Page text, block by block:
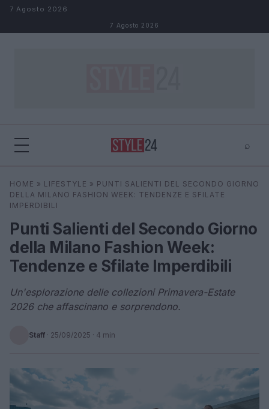
Salta al contenuto
7 Agosto 2026
7 Agosto 2026
⌕
Cerca ⌕ ×
HOME » LIFESTYLE » PUNTI SALIENTI DEL SECONDO GIORNO
DELLA MILANO FASHION WEEK: TENDENZE E SFILATE
IMPERDIBILI
Punti Salienti del Secondo Giorno
della Milano Fashion Week:
Tendenze e Sfilate Imperdibili
Un'esplorazione delle collezioni Primavera-Estate
2026 che affascinano e sorprendono.
Staff · 25/09/2025 · 4 min